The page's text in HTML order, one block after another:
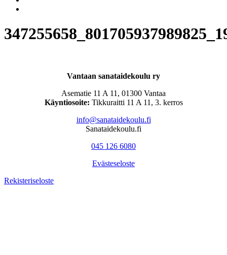
Vantaan sanataidekoulu ry
Asematie 11 A 11, 01300 Vantaa
Käyntiosoite: Tikkuraitti 11 A 11, 3. kerros
info@sanataidekoulu.fi
Sanataidekoulu.fi
045 126 6080
Evästeseloste
Rekisteriseloste